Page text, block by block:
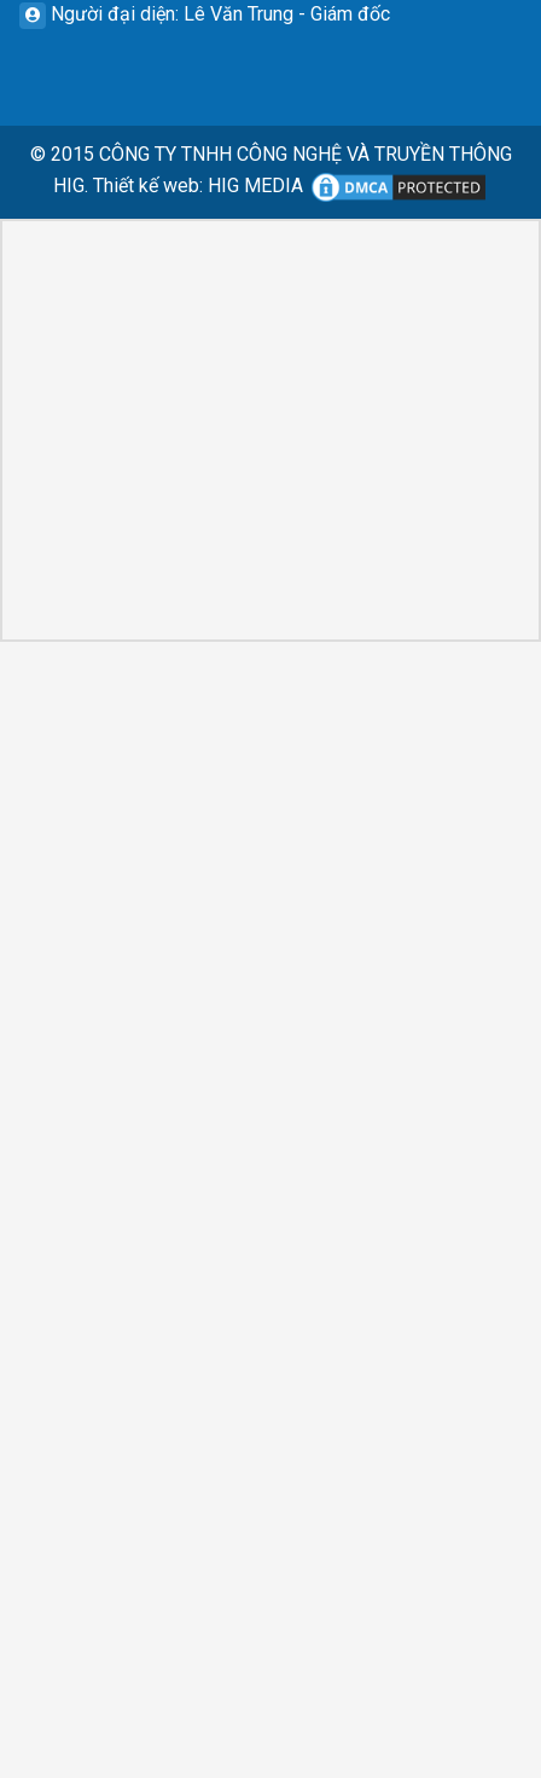
Người đại diện: Lê Văn Trung - Giám đốc
© 2015 CÔNG TY TNHH CÔNG NGHỆ VÀ TRUYỀN THÔNG
HIG. Thiết kế web: HIG MEDIA